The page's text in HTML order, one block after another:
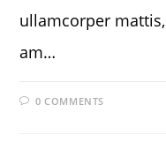
ullamcorper
am…
0 COMMENTS